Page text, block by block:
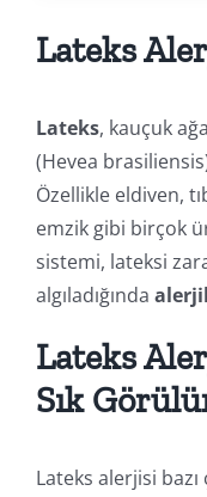
Lateks
Lateks, kauçuk
(Hevea
Özellikle eldiven,
emzik gibi birçok
sistemi, lateksi
algıladığında
Lateks
Sık
Lateks alerjisi